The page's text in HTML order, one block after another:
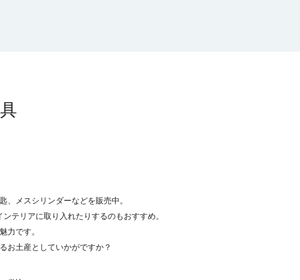
、メスシリンダーなどを販売中。
テリアに取り入れたりするのもおすすめ。
力です。
お土産としていかがですか？